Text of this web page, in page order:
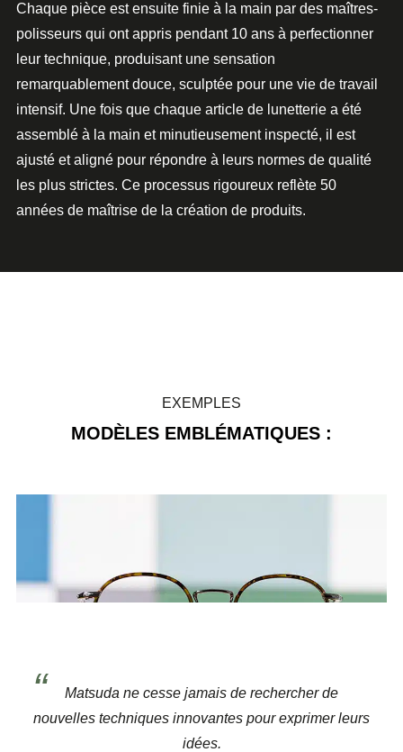
Chaque pièce est ensuite finie à la main par des maîtres-
polisseurs qui ont appris pendant 10 ans à perfectionner
leur technique, produisant une sensation
remarquablement douce, sculptée pour une vie de travail
intensif. Une fois que chaque article de lunetterie a été
assemblé à la main et minutieusement inspecté, il est
ajusté et aligné pour répondre à leurs normes de qualité
les plus strictes. Ce processus rigoureux reflète 50
années de maîtrise de la création de produits.
MODÈLES EMBLÉMATIQUES :
EXEMPLES
Matsuda ne cesse jamais de rechercher de
nouvelles techniques innovantes pour exprimer leurs
idées.